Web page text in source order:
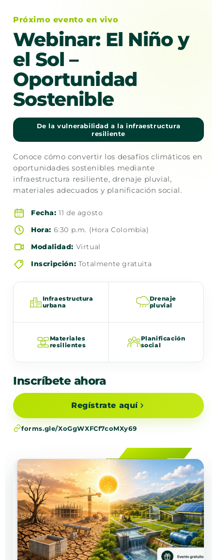
Próximo evento en vivo
Webinar: El Niño y
el Sol –
Oportunidad
Sostenible
De la vulnerabilidad a la infraestructura
resiliente
Conoce cómo convertir los desafíos climáticos en
oportunidades sostenibles mediante
infraestructura resiliente, drenaje pluvial,
materiales adecuados y planificación social.
Fecha: 11 de agosto
Hora: 6:30 p.m. (Hora Colombia)
Modalidad: Virtual
Inscripción: Totalmente gratuita
Infraestructura
urbana
Drenaje
pluvial
Materiales
resilientes
Planificación
social
Inscríbete ahora
Regístrate aquí
forms.gle/XoGgWXFCf7coMXy69